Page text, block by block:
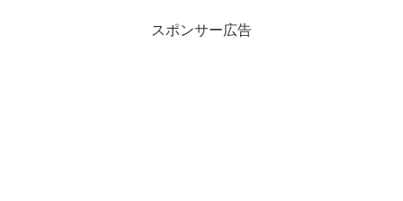
スポンサー広告